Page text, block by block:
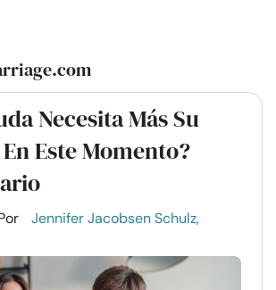
Necesita Más Su
Este Momento?
Jennifer Jacobsen Schulz,